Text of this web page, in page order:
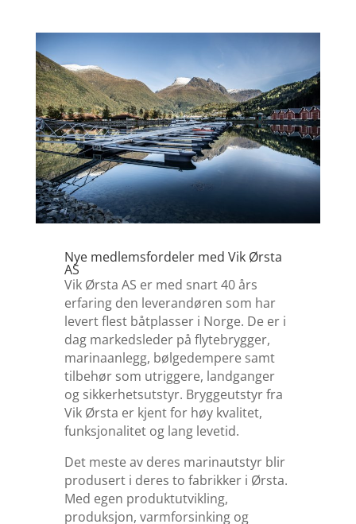
Nye medlemsfordeler med Vik Ørsta
AS
Vik Ørsta AS er med snart 40 års
erfaring den leverandøren som har
levert flest båtplasser i Norge. De er i
dag markedsleder på flytebrygger,
marinaanlegg, bølgedempere samt
tilbehør som utriggere, landganger
og sikkerhetsutstyr. Bryggeutstyr fra
Vik Ørsta er kjent for høy kvalitet,
funksjonalitet og lang levetid.
Det meste av deres marinautstyr blir
produsert i deres to fabrikker i Ørsta.
Med egen produktutvikling,
produksjon, varmforsinking og